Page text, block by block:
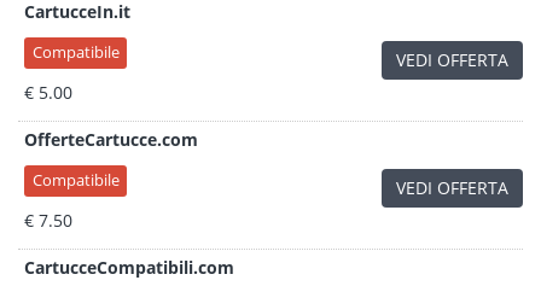
CartucceIn.it
Compatibile
€ 5.00
VEDI OFFERTA
OfferteCartucce.com
Compatibile
€ 7.50
VEDI OFFERTA
CartucceCompatibili.com